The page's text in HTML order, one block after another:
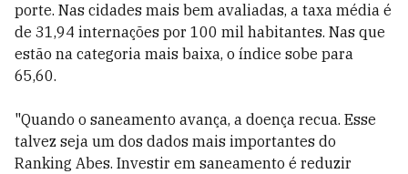
porte. Nas cidades mais bem avaliadas, a taxa média é
de 31,94 internações por 100 mil habitantes. Nas que
estão na categoria mais baixa, o índice sobe para
65,60.
"Quando o saneamento avança, a doença recua. Esse
talvez seja um dos dados mais importantes do
Ranking Abes. Investir em saneamento é reduzir